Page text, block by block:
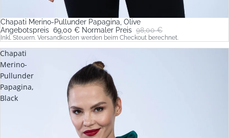
Sale
Chapati Merino-Pullunder Papagina, Olive
Angebotspreis 69,00 € Normaler Preis 98,00 €
Inkl. Steuern. Versandkosten werden beim Checkout berechnet.
Chapati
Merino-
Pullunder
Papagina,
Black